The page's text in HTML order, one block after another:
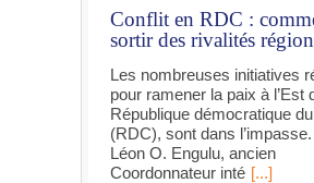
Conflit en RDC :
sortir des rivalités
Les nombreuses initiatives
pour ramener la paix à l’Est
République démocratique
(RDC), sont dans
Léon O. Engulu, ancien
Coordonnateur inté [...]